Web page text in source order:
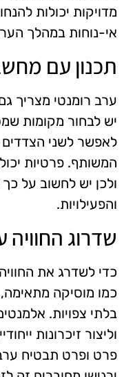
מדויקות יכולות
אי-נוחות במהלך
תכנון עם
ערב רומנטי מצריך
יש לבחור מקומות
לאפשר לשני הצדדים
המשותף. פרטיות
ולכן יש לחשוב על
והפעילויות.
שדרוג
כדי לשדרג את
כמו מוסיקה
בלתי צפויות.
וליצור זיכרונות
פרט ופרט תבטיח